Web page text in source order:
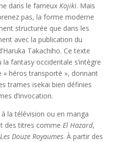
dans le fameux Kojiki. Mais
pas, la forme moderne
structurée que dans les
avec la publication du
Takachiho. Ce texte
fantasy occidentale s’intègre
« héros transporté », donnant
trames isekai bien définies
d’invocation.
la télévision ou en manga
des titres comme El Hazard,
Les Douze Royaumes. À partir des